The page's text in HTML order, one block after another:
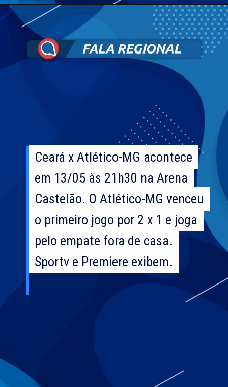
Ceará x Atlético-MG acontece
em 13/05 às 21h30 na Arena
Castelão. O Atlético-MG venceu
o primeiro jogo por 2 x 1 e joga
pelo empate fora de casa.
Sportv e Premiere exibem.
Ceará x Atlético-MG acontece
em 13/05 às 21h30 na Arena
Castelão. O Atlético-MG venceu
o primeiro jogo por 2 x 1 e joga
pelo empate fora de casa.
Sportv e Premiere exibem.